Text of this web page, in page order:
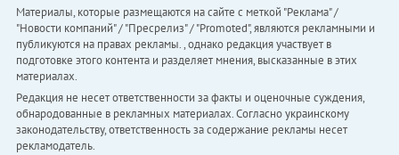
Материалы, которые размещаются на сайте с меткой "Реклама" /
"Новости компаний" / "Пресрелиз" / "Promoted", являются рекламными и
публикуются на правах рекламы. , однако редакция участвует в
подготовке этого контента и разделяет мнения, высказанные в этих
материалах.
Редакция не несет ответственности за факты и оценочные суждения,
обнародованные в рекламных материалах. Согласно украинскому
законодательству, ответственность за содержание рекламы несет
рекламодатель.